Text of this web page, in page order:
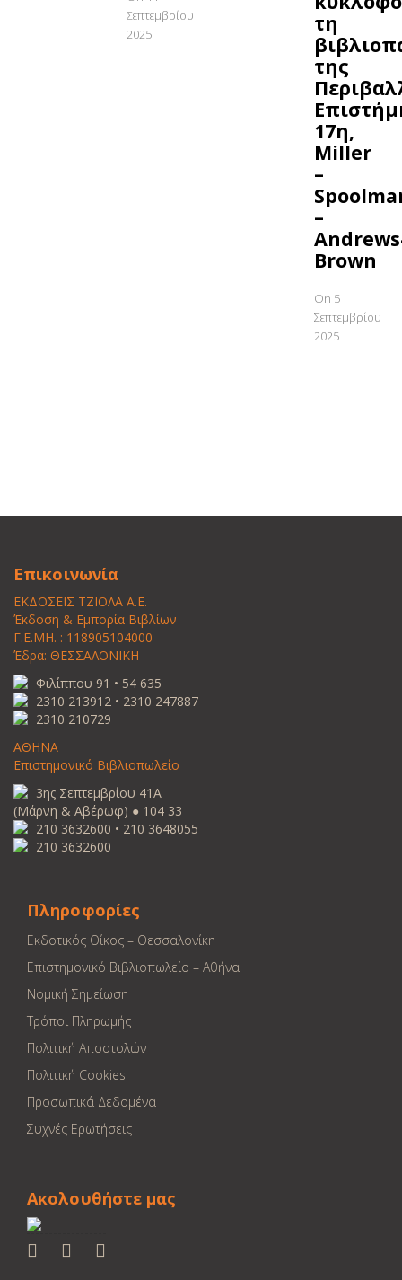
Σεπτεμβρίου
2025
τη
της
17η,
Miller
–
–
Brown
On 5
Σεπτεμβρίου
2025
Επικοινωνία
ΕΚΔΟΣΕΙΣ ΤΖΙΟΛΑ Α.Ε.
Έκδοση & Εμπορία Βιβλίων
Γ.Ε.ΜΗ. : 118905104000
Έδρα: ΘΕΣΣΑΛΟΝΙΚΗ
Φιλίππου 91 • 54 635
2310 213912 • 2310 247887
2310 210729
ΑΘΗΝΑ
Επιστημονικό Βιβλιοπωλείο
3ης Σεπτεμβρίου 41Α
(Μάρνη & Αβέρωφ) ● 104 33
210 3632600 • 210 3648055
210 3632600
Πληροφορίες
Εκδοτικός Οίκος – Θεσσαλονίκη
Επιστημονικό Βιβλιοπωλείο – Αθήνα
Νομική Σημείωση
Τρόποι Πληρωμής
Πολιτική Αποστολών
Πολιτική Cookies
Προσωπικά Δεδομένα
Συχνές Ερωτήσεις
Ακολουθήστε μας